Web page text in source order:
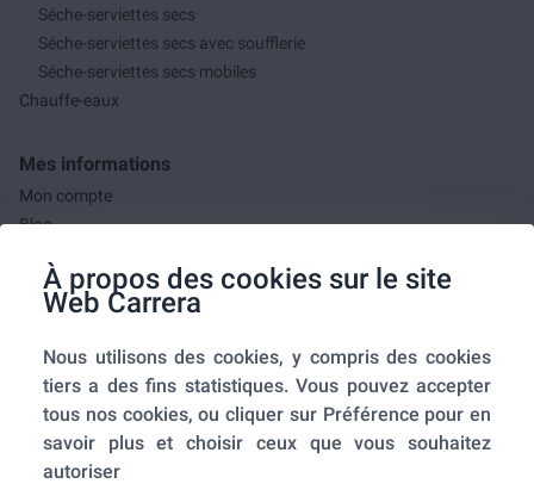
À propos des cookies sur le site
Web Carrera
Nous utilisons des cookies, y compris des cookies
tiers a des fins statistiques. Vous pouvez accepter
tous nos cookies, ou cliquer sur Préférence pour en
savoir plus et choisir ceux que vous souhaitez
autoriser
Séche-serviettes secs
Séche-serviettes secs avec soufflerie
Séche-serviettes secs mobiles
Chauffe-eaux
Mes informations
Mon compte
Blog
Mes commandes
A propos de nous
A propos
Mentions légales
Conditions générales de ventes
Utilisation des cookies